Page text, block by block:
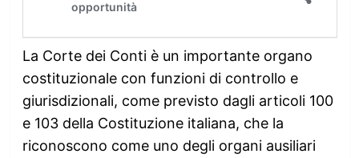
La Corte dei Conti è un importante organo
costituzionale con funzioni di controllo e
giurisdizionali, come previsto dagli articoli 100
e 103 della Costituzione italiana, che la
riconoscono come uno degli organi ausiliari